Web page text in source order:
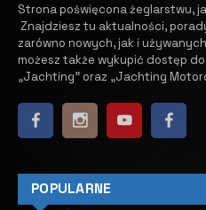
Strona poświęcona żeglarstwu,
Znajdziesz tu aktualności,
zarówno nowych, jak i
możesz także wykupić dostęp
„Jachting” oraz „Jachting
POPULARNE